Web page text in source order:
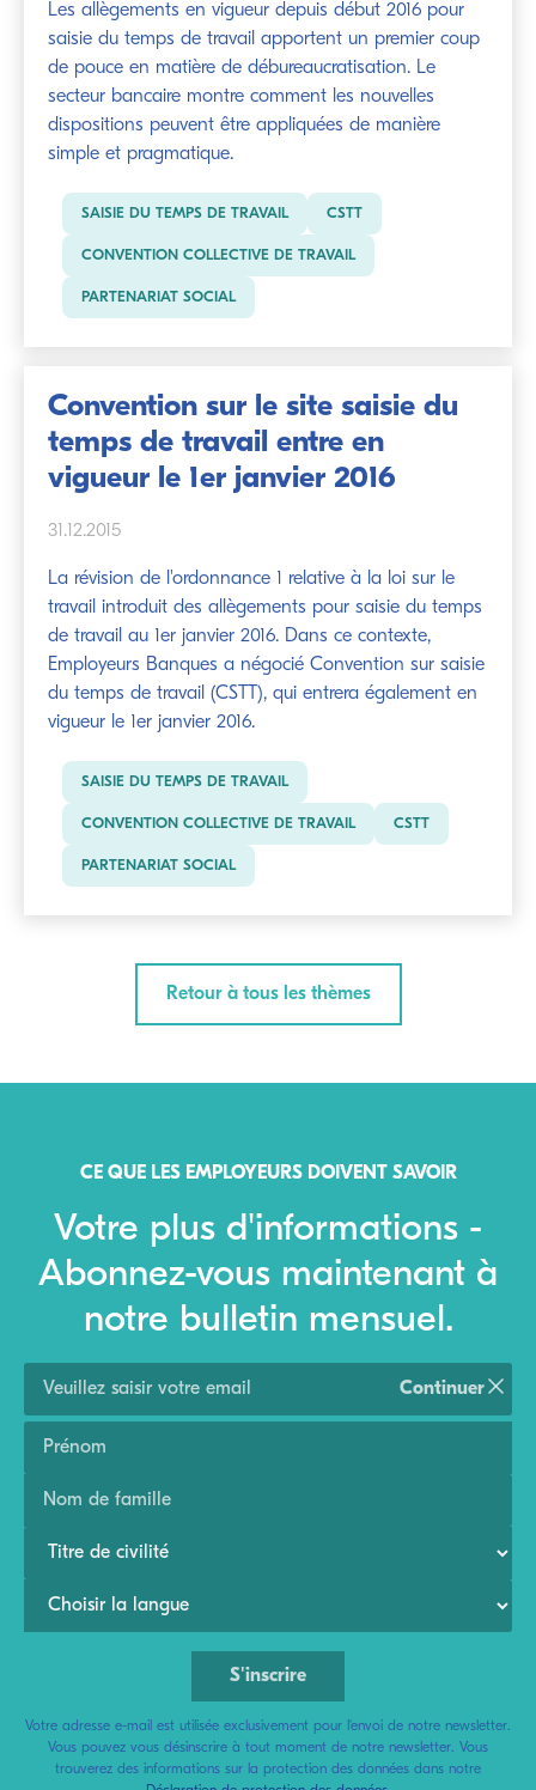
Les allègements en vigueur depuis début 2016 pour
saisie du temps de travail apportent un premier coup
de pouce en matière de débureaucratisation. Le
secteur bancaire montre comment les nouvelles
dispositions peuvent être appliquées de manière
simple et pragmatique.
SAISIE DU TEMPS DE TRAVAIL CSTT
CONVENTION COLLECTIVE DE TRAVAIL
PARTENARIAT SOCIAL
Convention sur le site saisie du
temps de travail entre en
vigueur le 1er janvier 2016
31.12.2015
La révision de l'ordonnance 1 relative à la loi sur le
travail introduit des allègements pour saisie du temps
de travail au 1er janvier 2016. Dans ce contexte,
Employeurs Banques a négocié Convention sur saisie
du temps de travail (CSTT), qui entrera également en
vigueur le 1er janvier 2016.
SAISIE DU TEMPS DE TRAVAIL
CONVENTION COLLECTIVE DE TRAVAIL CSTT
PARTENARIAT SOCIAL
Retour à tous les thèmes
CE QUE LES EMPLOYEURS DOIVENT SAVOIR
Votre plus d'informations -
Abonnez-vous maintenant à
notre bulletin mensuel.
Continuer
Votre adresse e-mail est utilisée exclusivement pour l'envoi de notre newsletter.
Vous pouvez vous désinscrire à tout moment de notre newsletter. Vous
trouverez des informations sur la protection des données dans notre